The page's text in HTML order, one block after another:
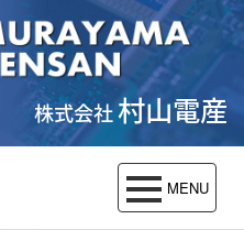
株式会社村山電産